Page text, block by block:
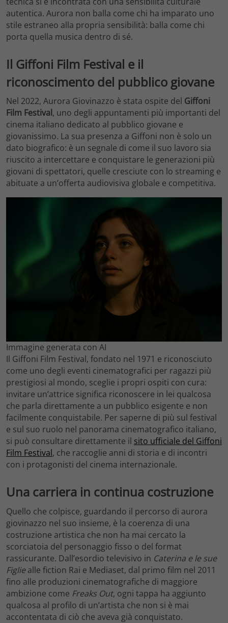
autentica. Aurora non balla come chi ha imparato uno
stile estraneo alla propria sensibilità: balla come chi
porta quella musica dentro di sé.
Il Giffoni Film Festival e il
riconoscimento del pubblico giovane
Nel 2022, Aurora Giovinazzo è stata ospite del Giffoni
Film Festival, uno degli appuntamenti più importanti del
cinema italiano dedicato al pubblico giovane e
giovanissimo. La sua presenza a Giffoni non è solo un
dato biografico: è un segnale di come il suo lavoro sia
riuscito a intercettare e conquistare le generazioni più
giovani di spettatori, quelle cresciute con lo streaming e
abituate a un’offerta audiovisiva globale e competitiva.
Immagine generata con AI
Il Giffoni Film Festival, fondato nel 1971 e riconosciuto
come uno degli eventi cinematografici per ragazzi più
prestigiosi al mondo, sceglie i propri ospiti con cura:
invitare un’attrice significa riconoscere in lei qualcosa
che parla direttamente a un pubblico esigente e non
facilmente conquistabile. Per saperne di più sul festival
e sul suo ruolo nel panorama cinematografico italiano,
si può consultare direttamente il sito ufficiale del Giffoni
Film Festival, che raccoglie anni di storia e di incontri
con i protagonisti del cinema internazionale.
Una carriera in continua costruzione
Quello che colpisce, guardando il percorso di aurora
giovinazzo nel suo insieme, è la coerenza di una
costruzione artistica che non ha mai cercato la
scorciatoia del personaggio fisso o del format
rassicurante. Dall’esordio televisivo in Caterina e le sue
Figliealle fiction Rai e Mediaset, dal primo film nel 2011
fino alle produzioni cinematografiche di maggiore
ambizione come Freaks Out, ogni tappa ha aggiunto
qualcosa al profilo di un’artista che non si è mai
accontentata di ciò che aveva già conquistato.